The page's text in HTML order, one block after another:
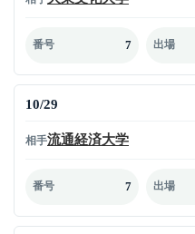
番号 7 出場
10/29
相手流通経済大学
番号 7 出場